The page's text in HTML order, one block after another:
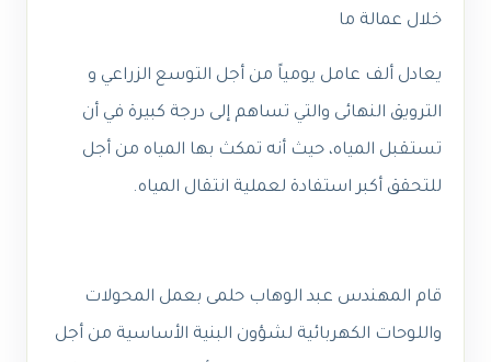
خلال عمالة ما
يعادل ألف عامل يومياً من أجل التوسع الزراعي و
الترويق النهائى والتي تساهم إلى درجة كبيرة في أن
تستقبل المياه، حيث أنه تمكث بها المياه من أجل
للتحقق أكبر استفادة لعملية انتقال المياه.
قام المهندس عبد الوهاب حلمى بعمل المحولات
واللوحات الكهربائية لشؤون البنية الأساسية من أجل